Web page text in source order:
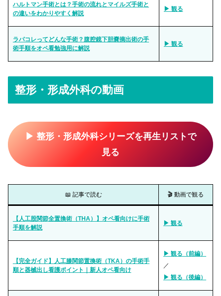
ハルトマン手術とは？手術の流れとマイルズ手術と
の違いをわかりやすく解説
▶ 観る
ラパコレってどんな手術？腹腔鏡下胆嚢摘出術の手
術手順をオペ看勉強用に解説
▶ 観る
整形・形成外科の動画
▶ 整形・形成外科シリーズを再生リストで
見る
📖 記事で読む 🎬 動画で観る
【人工股関節全置換術（THA）】オペ看向けに手術
手順を解説
▶ 観る
【完全ガイド】人工膝関節置換術（TKA）の手術手
順と器械出し看護ポイント｜新人オペ看向け
▶ 観る（前編）
／
▶ 観る（後編）